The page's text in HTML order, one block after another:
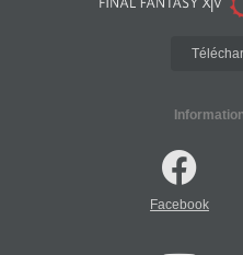
Facebook